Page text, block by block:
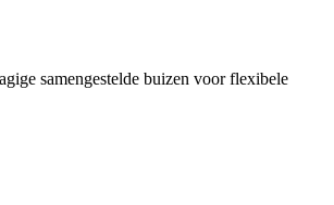
samengestelde buizen voor flexibele